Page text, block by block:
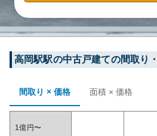
高岡駅駅の中古戸建ての間取り
間取り × 価格 面積 × 価格
1億円〜